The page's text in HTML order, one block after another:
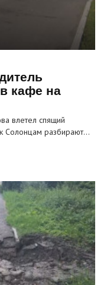
кафе на
влетел спящий
Солонцам разбирают…